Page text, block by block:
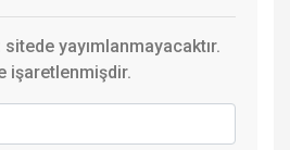
sitede yayımlanmayacaktır.
işaretlenmişdir.